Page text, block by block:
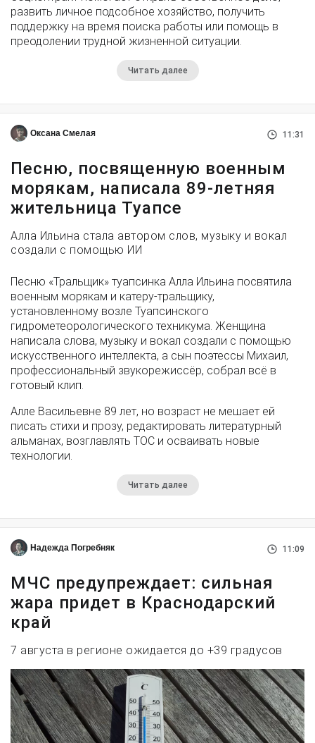
развить личное подсобное хозяйство, получить
поддержку на время поиска работы или помощь в
преодолении трудной жизненной ситуации.
Читать далее
Оксана Смелая 11:31
Песню, посвященную военным
морякам, написала 89-летняя
жительница Туапсе
Алла Ильина стала автором слов, музыку и вокал
создали с помощью ИИ
Песню «Тральщик» туапсинка Алла Ильина посвятила
военным морякам и катеру-тральщику,
установленному возле Туапсинского
гидрометеорологического техникума. Женщина
написала слова, музыку и вокал создали с помощью
искусственного интеллекта, а сын поэтессы Михаил,
профессиональный звукорежиссёр, собрал всё в
готовый клип.
Алле Васильевне 89 лет, но возраст не мешает ей
писать стихи и прозу, редактировать литературный
альманах, возглавлять ТОС и осваивать новые
технологии.
Читать далее
Надежда Погребняк 11:09
МЧС предупреждает: сильная
жара придет в Краснодарский
край
7 августа в регионе ожидается до +39 градусов